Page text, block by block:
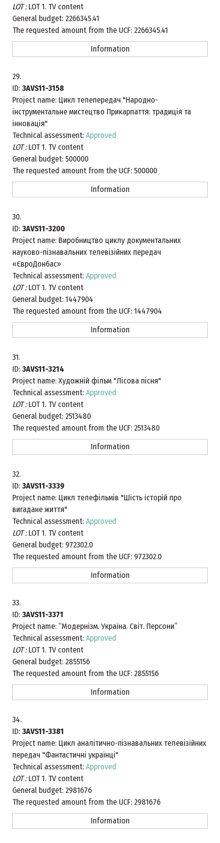
LOT :LOT 1. TV content
General budget: 2266345.41
The requested amount from the UCF: 2266345.41
Information
29.
ID: 3AVS11-3158
Project name: Цикл телепередач "Народно-
інструментальне мистецтво Прикарпаття: традиція та
інновація"
Technical assessment: Approved
LOT :LOT 1. TV content
General budget: 500000
The requested amount from the UCF: 500000
Information
30.
ID: 3AVS11-3200
Project name: Виробництво циклу документальних
науково-пізнавальних телевізійних передач
«ЄвроДонбас»
Technical assessment: Approved
LOT :LOT 1. TV content
General budget: 1447904
The requested amount from the UCF: 1447904
Information
31.
ID: 3AVS11-3214
Project name: Художній фільм "Лісова пісня"
Technical assessment: Approved
LOT :LOT 1. TV content
General budget: 2513480
The requested amount from the UCF: 2513480
Information
32.
ID: 3AVS11-3339
Project name: Цикл телефільмів "Шість історій про
вигадане життя"
Technical assessment: Approved
LOT :LOT 1. TV content
General budget: 972302.0
The requested amount from the UCF: 972302.0
Information
33.
ID: 3AVS11-3371
Project name: “Модернізм. Україна. Світ. Персони”
Technical assessment: Approved
LOT :LOT 1. TV content
General budget: 2855156
The requested amount from the UCF: 2855156
Information
34.
ID: 3AVS11-3381
Project name: Цикл аналітично-пізнавальних телевізійних
передач "Фантастичні українці"
Technical assessment: Approved
LOT :LOT 1. TV content
General budget: 2981676
The requested amount from the UCF: 2981676
Information